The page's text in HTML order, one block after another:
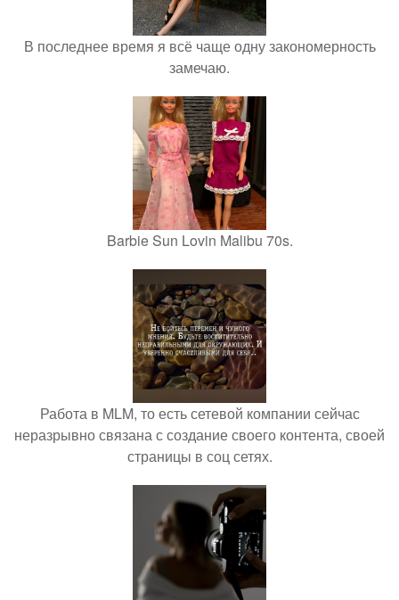
В последнее время я всё чаще одну закономерность
замечаю.
Barbie Sun Lovin Malibu 70s.
Работа в MLM, то есть сетевой компании сейчас
неразрывно связана с создание своего контента, своей
страницы в соц сетях.